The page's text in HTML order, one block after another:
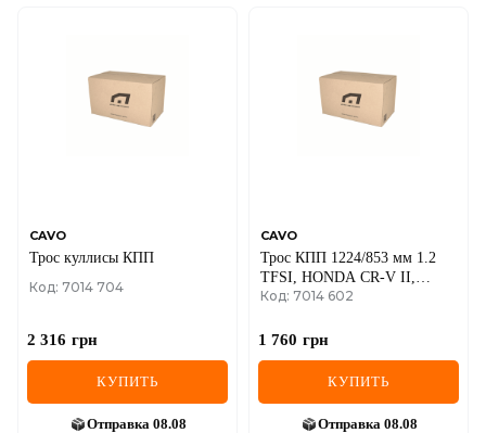
NISSAN
POLESTAR
CAVO
Трос куллисы КПП
Код: 7014 704
2 316 грн
КУПИТЬ
Отправка 08.08
CAVO
Трос КПП 1224/853 мм 1.2
TFSI, HONDA CR-V II,
SKODA AUDI
Код: 7014 602
1 760 грн
КУПИТЬ
Отправка 08.08